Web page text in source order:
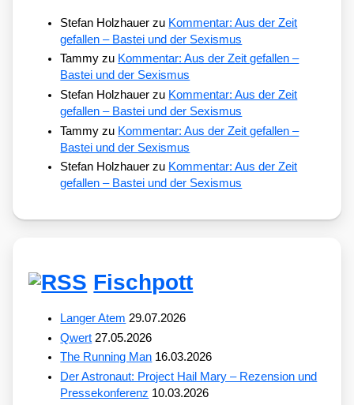
Stefan Holzhauer zu Kommentar: Aus der Zeit
gefallen – Bastei und der Sexismus
Tammy zu Kommentar: Aus der Zeit gefallen –
Bastei und der Sexismus
Stefan Holzhauer zu Kommentar: Aus der Zeit
gefallen – Bastei und der Sexismus
Tammy zu Kommentar: Aus der Zeit gefallen –
Bastei und der Sexismus
Stefan Holzhauer zu Kommentar: Aus der Zeit
gefallen – Bastei und der Sexismus
Fischpott
Langer Atem 29.07.2026
Qwert 27.05.2026
The Running Man 16.03.2026
Der Astronaut: Project Hail Mary – Rezension und
Pressekonferenz 10.03.2026